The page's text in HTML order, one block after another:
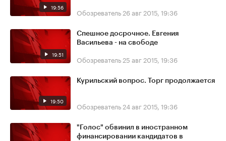
19:56 Обозреватель 26 авг 2015, 19:36
19:51
Спешное досрочное. Евгения
Васильева - на свободе
Обозреватель 25 авг 2015, 19:36
19:50
Курильский вопрос. Торг продолжается
Обозреватель 24 авг 2015, 19:36
"Голос" обвинил в иностранном
финансировании кандидатов в